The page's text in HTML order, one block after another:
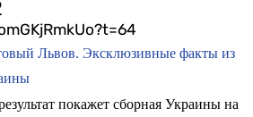
Львов. Эксклюзивные факты из
покажет сборная Украины на